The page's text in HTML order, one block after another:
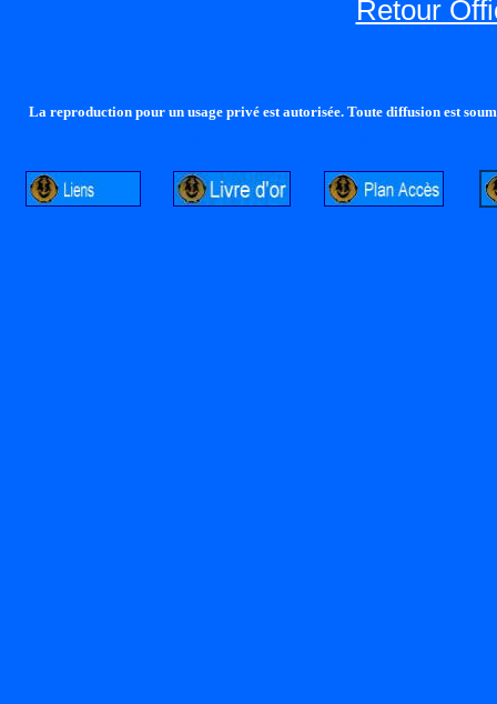
Retour
La reproduction pour un usage privé est autorisée. Toute diffusion est